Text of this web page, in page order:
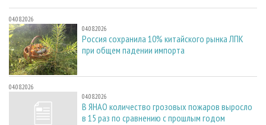
04.08.2026
04.08.2026
Россия сохранила 10% китайского рынка ЛПК
при общем падении импорта
04.08.2026
04.08.2026
В ЯНАО количество грозовых пожаров выросло
в 15 раз по сравнению с прошлым годом